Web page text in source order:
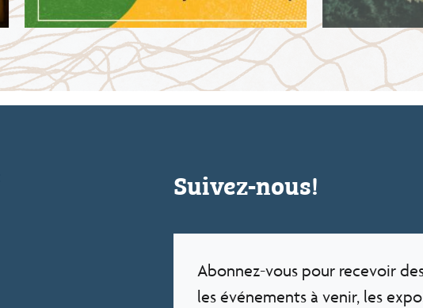
Suivez-nous!
Abonnez-vous pour recevoir
les événements à venir, les